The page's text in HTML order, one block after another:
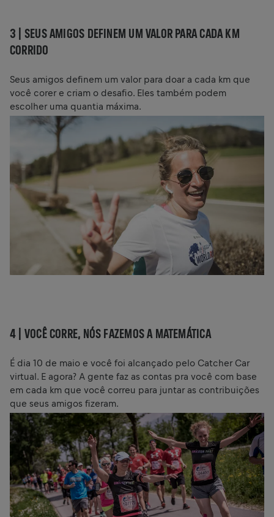
3 | SEUS AMIGOS DEFINEM UM VALOR PARA CADA KM
CORRIDO
Seus amigos definem um valor para doar a cada km que
você corer e criam o desafio. Eles também podem
escolher uma quantia máxima.
4 | VOCÊ CORRE, NÓS FAZEMOS A MATEMÁTICA
É dia 10 de maio e você foi alcançado pelo Catcher Car
virtual. E agora? A gente faz as contas pra você com base
em cada km que você correu para juntar as contribuições
que seus amigos fizeram.